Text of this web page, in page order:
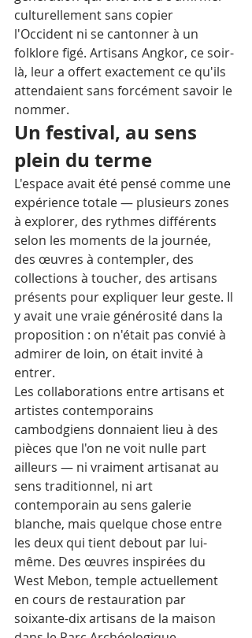
culturellement sans copier
l'Occident ni se cantonner à un
folklore figé. Artisans Angkor, ce soir-
là, leur a offert exactement ce qu'ils
attendaient sans forcément savoir le
nommer.
Un festival, au sens
plein du terme
L'espace avait été pensé comme une
expérience totale — plusieurs zones
à explorer, des rythmes différents
selon les moments de la journée,
des œuvres à contempler, des
collections à toucher, des artisans
présents pour expliquer leur geste. Il
y avait une vraie générosité dans la
proposition : on n'était pas convié à
admirer de loin, on était invité à
entrer.
Les collaborations entre artisans et
artistes contemporains
cambodgiens donnaient lieu à des
pièces que l'on ne voit nulle part
ailleurs — ni vraiment artisanat au
sens traditionnel, ni art
contemporain au sens galerie
blanche, mais quelque chose entre
les deux qui tient debout par lui-
même. Des œuvres inspirées du
West Mebon, temple actuellement
en cours de restauration par
soixante-dix artisans de la maison